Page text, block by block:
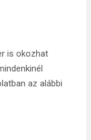
is okozhat
az alábbi